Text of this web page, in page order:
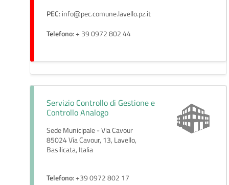
PEC: info@pec.comune.lavello.pz.it
Telefono: + 39 0972 802 44
Servizio Controllo di Gestione e
Controllo Analogo
Sede Municipale - Via Cavour
85024 Via Cavour, 13, Lavello,
Basilicata, Italia
Telefono: +39 0972 802 17